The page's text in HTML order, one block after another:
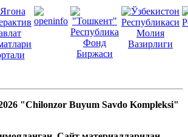
"Chilonzor Buyum Savdo Kompleksi"